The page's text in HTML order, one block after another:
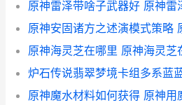
原神雷泽带啥子武器好 原神雷
原神海灵芝在哪里 原神海灵芝
原神魔水材料如何获得 原神用